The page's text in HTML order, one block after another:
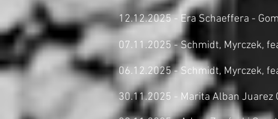
12.12.2025 - Era Schaeffera -
07.11.2025 - Schmidt, Myrczek,
06.12.2025 - Schmidt, Myrczek,
30.11.2025 - Marita Alban Juarez